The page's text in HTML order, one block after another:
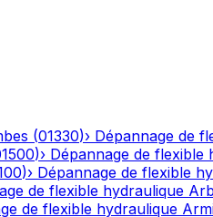
(01330)› Dépannage de
)› Dépannage de flexible
)› Dépannage de flexible
de flexible hydraulique
de flexible hydraulique